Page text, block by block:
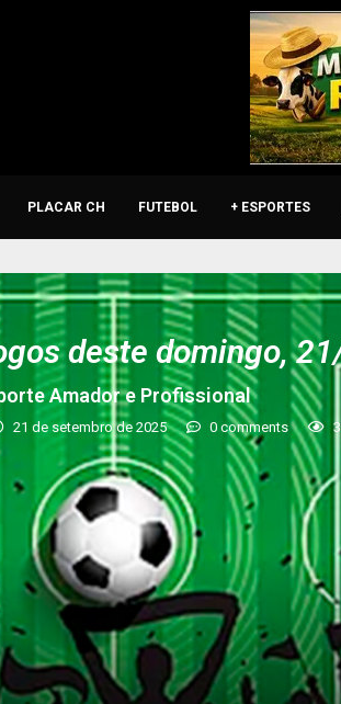
PLACAR CH FUTEBOL + ESPORTES
deste domingo,
Amador e Profissional
21 de setembro de 2025 0 comments